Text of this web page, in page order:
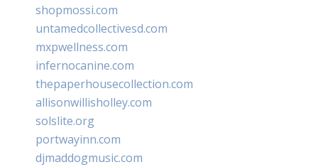
shopmossi.com
untamedcollectivesd.com
mxpwellness.com
infernocanine.com
thepaperhousecollection.com
allisonwillisholley.com
solslite.org
portwayinn.com
djmaddogmusic.com